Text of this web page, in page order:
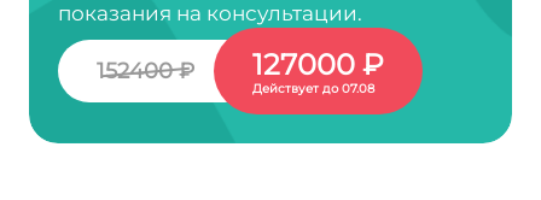
показания на консультации.
152400 ₽ 127000 ₽
Действует до 07.08